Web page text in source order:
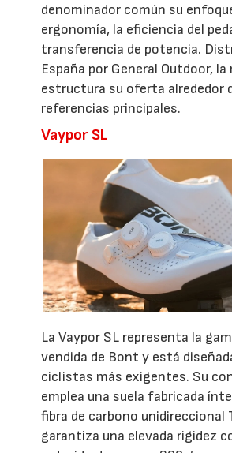
denominador común su
ergonomía, la eficiencia del
transferencia de potencia.
España por General Outdoor, la
estructura su oferta alrededor
referencias principales.
Vaypor SL
La Vaypor SL representa la
vendida de Bont y está
ciclistas más exigentes. Su
emplea una suela fabricada
fibra de carbono unidireccional
garantiza una elevada rigidez